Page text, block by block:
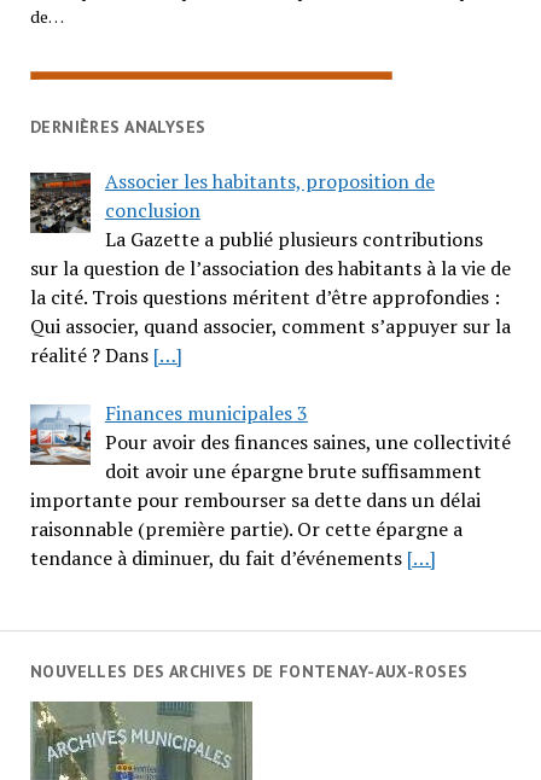
de…
DERNIÈRES ANALYSES
Associer les habitants, proposition de
conclusion
La Gazette a publié plusieurs contributions
sur la question de l’association des habitants à la vie de
la cité. Trois questions méritent d’être approfondies :
Qui associer, quand associer, comment s’appuyer sur la
réalité ? Dans […]
Finances municipales 3
Pour avoir des finances saines, une collectivité
doit avoir une épargne brute suffisamment
importante pour rembourser sa dette dans un délai
raisonnable (première partie). Or cette épargne a
tendance à diminuer, du fait d’événements […]
NOUVELLES DES ARCHIVES DE FONTENAY-AUX-ROSES